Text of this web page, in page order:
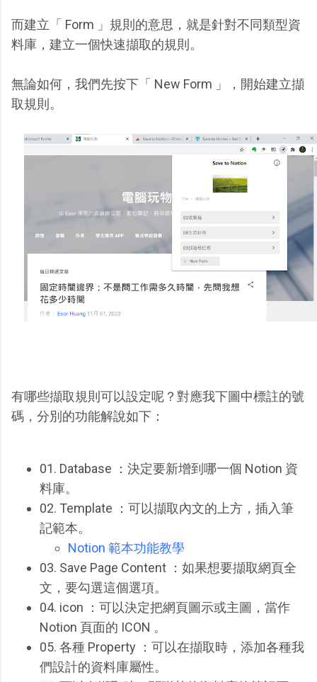
而建立「 Form 」規則的意思，就是針對不同類型資
料庫，建立一個快速擷取的規則。
無論如何，我們先按下「 New Form 」，開始建立擷
取規則。
有哪些擷取規則可以設定呢？對應我下圖中標註的號
碼，分別的功能解說如下：
01. Database ：決定要新增到哪一個 Notion 資
料庫。
02. Template ：可以擷取內文的上方，插入筆
記範本。
Notion 範本功能教學
03. Save Page Content ：如果想要擷取網頁全
文，要勾選這個選項。
04. icon ：可以決定把網頁圖示或主圖，當作
Notion 頁面的 ICON 。
05. 各種 Property ：可以在擷取時，添加各種我
們設計的資料庫屬性。